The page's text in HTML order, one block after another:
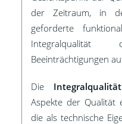
der Zeitraum, in
geforderte
Integralqualität
Beeinträchtigungen
Die
Aspekte der Qualität
die als technische